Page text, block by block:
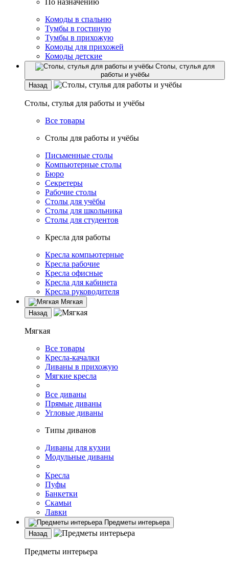
По назначению
Комоды в спальню
Тумбы в гостиную
Тумбы в прихожую
Комоды для прихожей
Комоды детские
Столы, стулья для
работы и учёбы
Назад
Столы, стулья для работы и учёбы
Все товары
Столы для работы и учёбы
Письменные столы
Компьютерные столы
Бюро
Секретеры
Рабочие столы
Столы для учёбы
Столы для школьника
Столы для студентов
Кресла для работы
Кресла компьютерные
Кресла рабочие
Кресла офисные
Кресла для кабинета
Кресла руководителя
Мягкая
Назад
Мягкая
Все товары
Кресла-качалки
Диваны в прихожую
Мягкие кресла
Все диваны
Прямые диваны
Угловые диваны
Типы диванов
Диваны для кухни
Модульные диваны
Кресла
Пуфы
Банкетки
Скамьи
Лавки
Предметы интерьера
Назад
Предметы интерьера